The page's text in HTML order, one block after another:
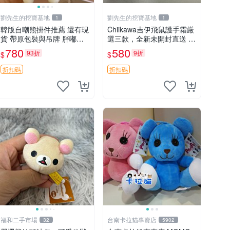
劉先生的挖寶基地 1
韓版自嘲熊掛件推薦 還有現
貨 帶原包裝與吊牌 胖嘟嘟
超可愛 毛絨手感佳 小熊掛
件 自嘲抱枕 小熊抱枕
$780 93折
折扣碼
劉先生的挖寶基地 1
Chiikawa吉伊飛鼠護手霜厳
選三款，全新未開封直送 飛
鼠 護手霜 吉伊三款 新貨
$580 9折
折扣碼
福和二手市場 32 台南卡拉貓專賣店 5902